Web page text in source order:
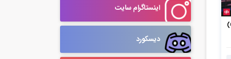
اینستاگرام سایت
دیسکورد